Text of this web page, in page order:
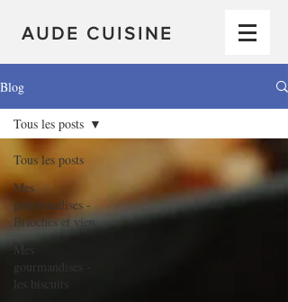
AUDE CUISINE
Blog
Tous les posts
Mes
gourmandises -
Brioches et vien
Mes
gourmandises -
les biscuits
Tous les posts